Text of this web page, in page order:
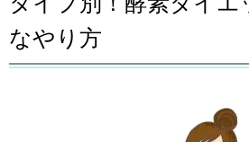
なやり方